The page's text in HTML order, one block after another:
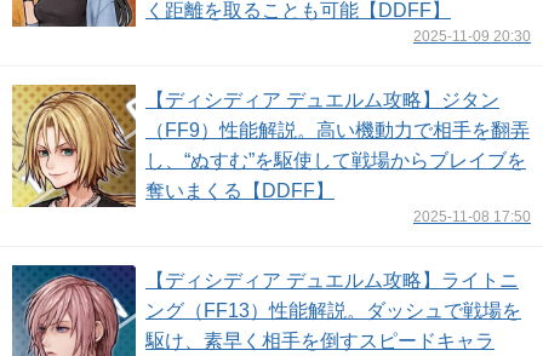
く距離を取ることも可能【DDFF】
2025-11-09 20:30
【ディシディア デュエルム攻略】ジタン
（FF9）性能解説。高い機動力で相手を翻弄
し、“ぬすむ”を駆使して戦場からブレイブを
奪いまくる【DDFF】
2025-11-08 17:50
【ディシディア デュエルム攻略】ライトニ
ング（FF13）性能解説。ダッシュで戦場を
駆け、素早く相手を倒すスピードキャラ